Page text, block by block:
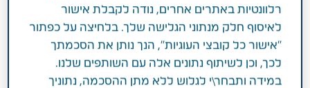
לעבודה ונראה לכם שהטיפול בהורה הקשיש שלכם
מאורגן ומטופל מא' ועד ת', יתכן שהתעלמתם מהשינויים
מעוררי הדאגה שאתם עוברים. אם אתם עדיין בשלבי
התארגנות, חיפוש אחר פתרונות ומידע ועדיין לא
הצלחתם לייצר שגרה יציבה, על אחת כמה וכמה חשוב
רלוונטיות באתרים אחרים, נודה לקבלת אישור
לאיסוף חלק מנתוני הגלישה שלך. בלחיצה על כפתור
"אישור כל קובצי העוגיות", הנך נותן את הסכמתך
לכך, וכן לשיתוף נתונים אלה עם השותפים שלנו.
במידה ותבחר\י לגלוש ללא מתן ההסכמה, נתוניך